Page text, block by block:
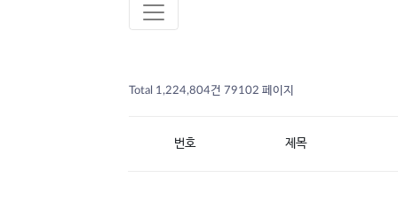
Total 1,224,804건 79102 페이지
번호 제목